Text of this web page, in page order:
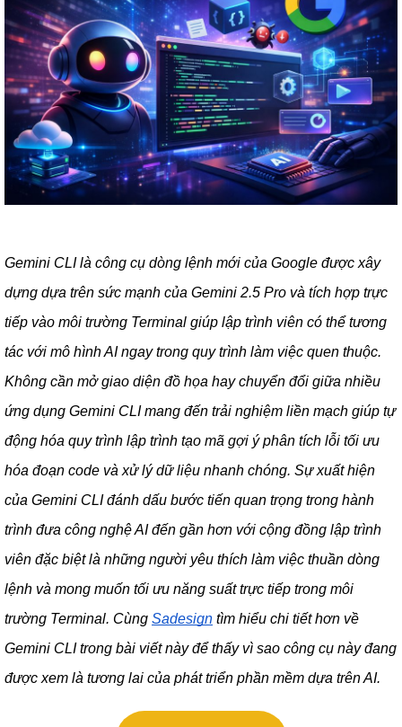
Gemini CLI là công cụ dòng lệnh mới của Google được xây
dựng dựa trên sức mạnh của Gemini 2.5 Pro và tích hợp trực
tiếp vào môi trường Terminal giúp lập trình viên có thể tương
tác với mô hình AI ngay trong quy trình làm việc quen thuộc.
Không cần mở giao diện đồ họa hay chuyển đổi giữa nhiều
ứng dụng Gemini CLI mang đến trải nghiệm liền mạch giúp tự
động hóa quy trình lập trình tạo mã gợi ý phân tích lỗi tối ưu
hóa đoạn code và xử lý dữ liệu nhanh chóng. Sự xuất hiện
của Gemini CLI đánh dấu bước tiến quan trọng trong hành
trình đưa công nghệ AI đến gần hơn với cộng đồng lập trình
viên đặc biệt là những người yêu thích làm việc thuần dòng
lệnh và mong muốn tối ưu năng suất trực tiếp trong môi
trường Terminal. Cùng Sadesign tìm hiểu chi tiết hơn về
Gemini CLI trong bài viết này để thấy vì sao công cụ này đang
được xem là tương lai của phát triển phần mềm dựa trên AI.